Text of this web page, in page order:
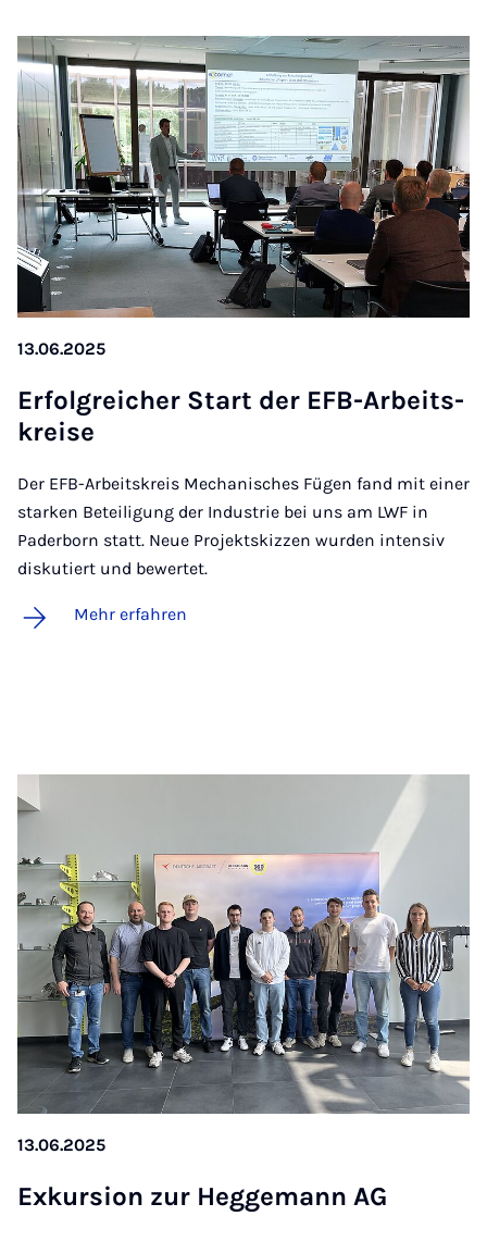
13.06.2025
Er­folg­rei­cher Start der EFB-Ar­beits­
krei­se
Der EFB-Arbeitskreis Mechanisches Fügen fand mit einer
starken Beteiligung der Industrie bei uns am LWF in
Paderborn statt. Neue Projektskizzen wurden intensiv
diskutiert und bewertet.
Mehr erfahren
13.06.2025
Ex­kur­si­on zur Heg­ge­mann AG